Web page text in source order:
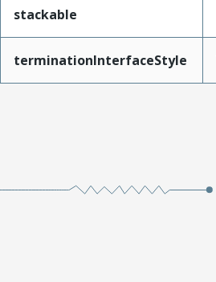
stackable
terminationInterfaceStyle